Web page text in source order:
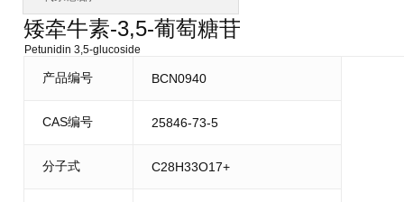
矮牵牛素-3,5-葡萄糖苷
Petunidin 3,5-glucoside
产品编号 BCN0940
CAS编号 25846-73-5
分子式 C28H33O17+